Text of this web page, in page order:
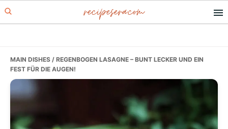
Skip
to
Skip
to
Skip
to
recipesera.com
MAIN DISHES / REGENBOGEN LASAGNE – BUNT LECKER UND EIN
FEST FÜR DIE AUGEN!